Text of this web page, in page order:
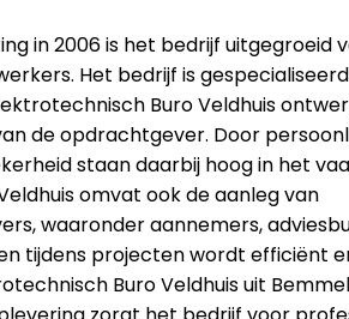
in 2006 is het bedrijf uitgegroeid
Het bedrijf is
Buro Veldhuis
de opdrachtgever. Door
staan daarbij hoog in het
omvat ook de aanleg van
waaronder aannemers,
tijdens projecten wordt efficiënt
Buro Veldhuis uit